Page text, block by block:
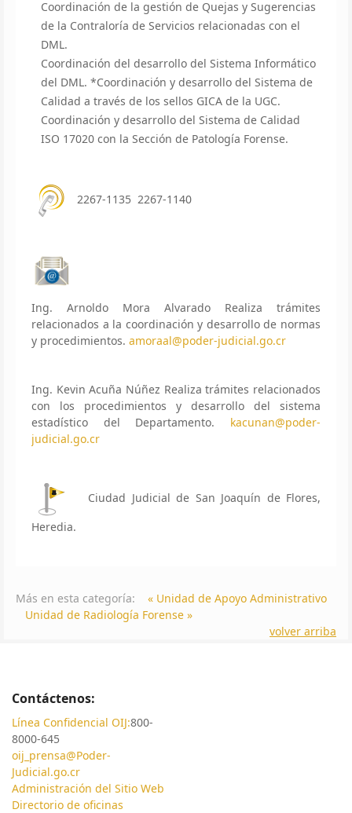
Coordinación de la gestión de Quejas y Sugerencias
de la Contraloría de Servicios relacionadas con el
DML.
Coordinación del desarrollo del Sistema Informático
del DML. *Coordinación y desarrollo del Sistema de
Calidad a través de los sellos GICA de la UGC.
Coordinación y desarrollo del Sistema de Calidad
ISO 17020 con la Sección de Patología Forense.
2267-1135 2267-1140
Ing. Arnoldo Mora Alvarado Realiza trámites
relacionados a la coordinación y desarrollo de normas
y procedimientos. amoraal@poder-judicial.go.cr
Ing. Kevin Acuña Núñez Realiza trámites relacionados
con los procedimientos y desarrollo del sistema
estadístico del Departamento. kacunan@poder-
judicial.go.cr
Ciudad Judicial de San Joaquín de Flores,
Heredia.
Más en esta categoría:
« Unidad de Apoyo Administrativo
Unidad de Radiología Forense »
volver arriba
Contáctenos:
Línea Confidencial OIJ:800-
8000-645
oij_prensa@Poder-
Judicial.go.cr
Administración del Sitio Web
Directorio de oficinas